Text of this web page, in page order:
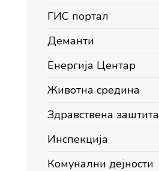
ГИС портал
Деманти
Енергија Центар
Животна средина
Здравствена заштита
Инспекција
Комунални дејности